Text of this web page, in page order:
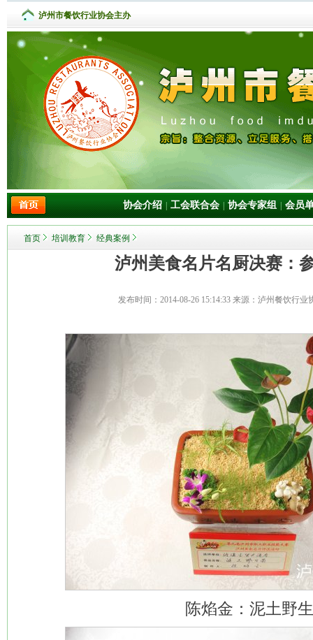
泸州市餐饮行业协会主办
协会介绍 工会联合会 协会专家组 会员
首页 培训教育 经典案例
泸州美食名片名厨决赛：
发布时间：2014-08-26 15:14:33 来源：泸州餐饮行业
陈焰金：泥土野